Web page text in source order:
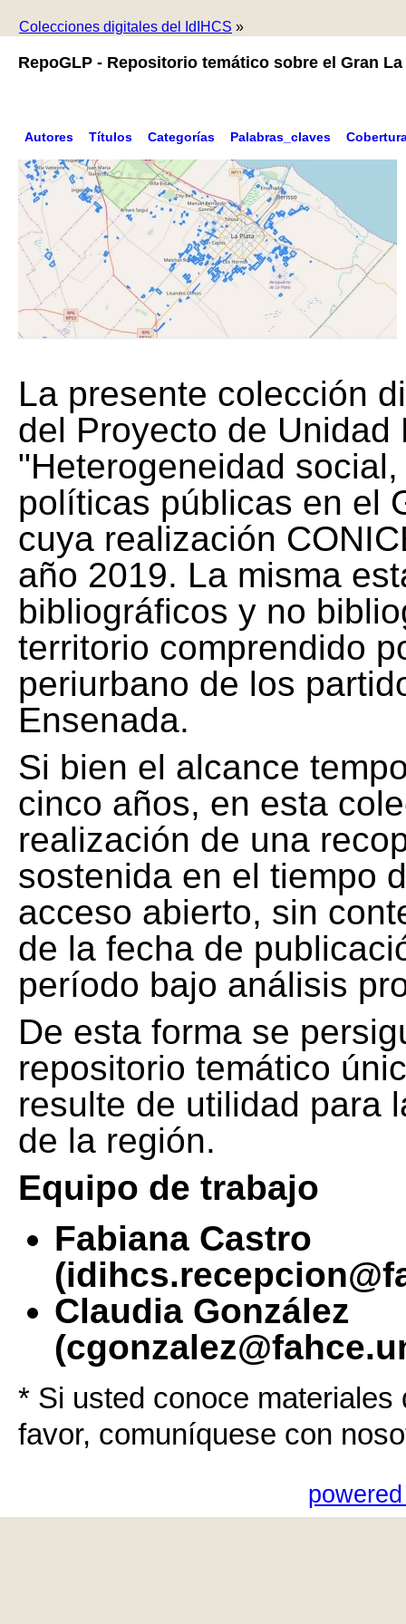
Colecciones digitales del IdIHCS »
RepoGLP - Repositorio temático sobre el Gran La
Autores Títulos Categorías Palabras_claves
La presente colección
del Proyecto de Unidad
"Heterogeneidad
políticas públicas en el
cuya realización
año 2019. La misma
bibliográficos y no
territorio comprendido
periurbano de los
Ensenada.
Si bien el alcance
cinco años, en esta
realización de una
sostenida en el tiempo
acceso abierto, sin
de la fecha de
período bajo análisis
De esta forma se
repositorio temático
resulte de utilidad para
de la región.
Equipo de trabajo
Fabiana Castro
Claudia González
* Si usted conoce
favor, comuníquese con